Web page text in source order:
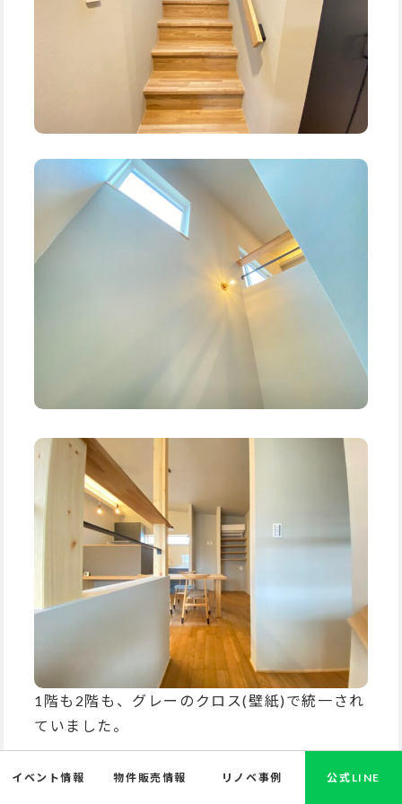
1階も2階も、グレーのクロス(壁紙)で統一され
ていました。
2階は1階よりも、木を沢山使っているので、
イベント情報 物件販売情報 リノベ事例 公式LINE